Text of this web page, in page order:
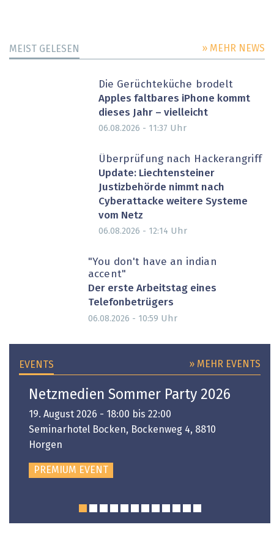
MEIST GELESEN » MEHR NEWS
Die Gerüchteküche brodelt
Apples faltbares iPhone kommt
dieses Jahr – vielleicht
06.08.2026 - 11:37 Uhr
Überprüfung nach Hackerangriff
Update: Liechtensteiner
Justizbehörde nimmt nach
Cyberattacke weitere Systeme
vom Netz
06.08.2026 - 12:14 Uhr
"You don't have an indian
accent"
Der erste Arbeitstag eines
Telefonbetrügers
06.08.2026 - 10:59 Uhr
EVENTS » MEHR EVENTS
Netzmedien Sommer Party 2026
19. August 2026 - 18:00 bis 22:00
Seminarhotel Bocken, Bockenweg 4, 8810
Horgen
PREMIUM EVENT